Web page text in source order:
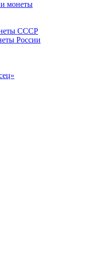
и монеты
СССР
России